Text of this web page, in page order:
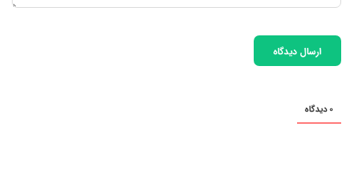
ارسال دیدگاه
0 دیدگاه